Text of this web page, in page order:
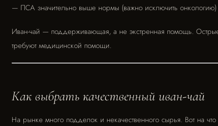
— ПСА значительно выше нормы (важно исключить онкологию)
Иван-чай — поддерживающая, а не экстренная помощь.
требуют медицинской помощи.
Как выбрать качественный иван-чай
На рынке много подделок и некачественного сырья. Вот на что